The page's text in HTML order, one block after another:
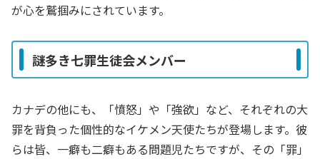
が心を鷲掴みにされています。
謎多き七罪生徒会メンバー
カナデの他にも、「憤怒」や「強欲」など、それぞれの大
罪を背負った個性的なイケメン天使たちが登場します。彼
らは皆、一癖も二癖もある問題児たちですが、その「罪」